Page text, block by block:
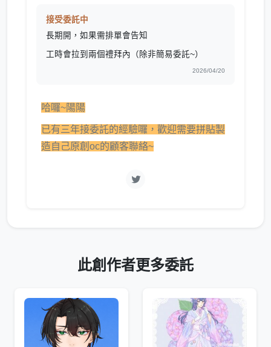
接受委託中
長期開，如果需排單會告知
工時會拉到兩個禮拜內（除非簡易委託~）
2026/04/20
哈囉~陽陽
已有三年接委託的經驗囉，歡迎需要拼貼製
造自己原創oc的顧客聯絡~
此創作者更多委託